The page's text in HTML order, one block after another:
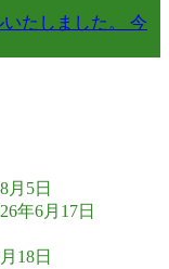
たしました。 今
月5日
年6月17日
18日